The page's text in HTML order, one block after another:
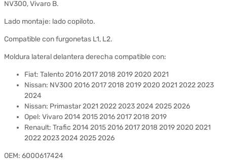
NV300, Vivaro B.
Lado montaje: lado copiloto.
Compatible con furgonetas L1, L2.
Moldura lateral delantera derecha compatible con:
Fiat: Talento 2016 2017 2018 2019 2020 2021
Nissan: NV300 2016 2017 2018 2019 2020 2021 2022 2023
2024
Nissan: Primastar 2021 2022 2023 2024 2025 2026
Opel: Vivaro 2014 2015 2016 2017 2018 2019
Renault: Trafic 2014 2015 2016 2017 2018 2019 2020 2021
2022 2023 2024 2025 2026
OEM: 6000617424